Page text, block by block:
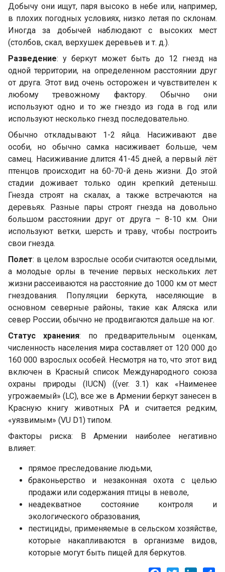
Добычу они ищут, паря высоко в небе или, например,
в плохих погодных условиях, низко летая по склонам.
Иногда за добычей наблюдают с высоких мест
(столбов, скал, верхушек деревьев и т. д.).
Разведение: у беркут может быть до 12 гнезд на
одной территории, на определенном расстоянии друг
от друга. Этот вид очень осторожен и чувствителен к
любому тревожному фактору. Обычно они
используют одно и то же гнездо из года в год или
используют несколько гнезд последовательно.
Обычно откладывают 1-2 яйца. Насиживают две
особи, но обычно самка насиживает больше, чем
самец. Насиживание длится 41-45 дней, а первый лёт
птенцов происходит на 60-70-й день жизни. До этой
стадии доживает только один крепкий детеныш.
Гнезда строят на скалах, а также встречаются на
деревьях. Разные пары строят гнезда на довольно
большом расстоянии друг от друга – 8-10 км. Они
используют ветки, шерсть и траву, чтобы построить
свои гнезда.
Полет: в целом взрослые особи считаются оседлыми,
а молодые орлы в течение первых нескольких лет
жизни рассеиваются на расстояние до 1000 км от мест
гнездования. Популяции беркута, населяющие в
основном северные районы, такие как Аляска или
север России, обычно не продвигаются дальше на юг.
Статус хранения: по предварительным оценкам,
численность населения мира составляет от 120 000 до
160 000 взрослых особей. Несмотря на то, что этот вид
включен в Красный список Международного союза
охраны природы (IUCN) ((ver. 3.1) как «Наименее
угрожаемый» (LC), все же в Армении беркут занесен в
Красную книгу животных РА и считается редким,
«уязвимым» (VU D1) типом.
Факторы риска: В Армении наиболее негативно
влияет:
прямое преследование людьми,
браконьерство и незаконная охота с целью
продажи или содержания птицы в неволе,
неадекватное состояние контроля и
экологического образования,
пестициды, применяемые в сельском хозяйстве,
которые накапливаются в организме видов,
которые могут быть пищей для беркутов.